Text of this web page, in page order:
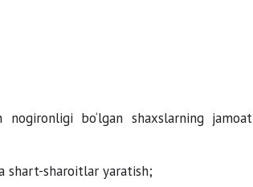
bo‘lgan shaxslarning jamoat
shart-sharoitlar yaratish;